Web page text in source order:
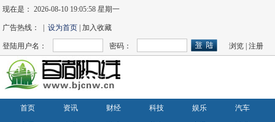
现在是：2026-08-10 19:05:58 星期一
广告热线： |设为首页 | 加入收藏
登陆用户名： 密码： 浏览 |注册
首页 资讯 财经 科技 娱乐 汽车